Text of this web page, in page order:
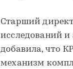
Старший
исследований и
добавила, что
механизм